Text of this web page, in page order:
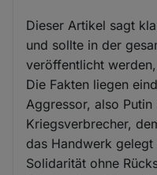
Dieser Artikel sagt
und sollte in der
veröffentlicht
Die Fakten liegen
Aggressor, also
Kriegsverbrecher,
das Handwerk
Solidarität ohne